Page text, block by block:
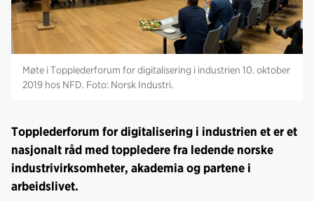
Møte i Topplederforum for digitalisering i industrien 10. oktober
2019 hos NFD. Foto: Norsk Industri.
Topplederforum for digitalisering i industrien et er et
nasjonalt råd med toppledere fra ledende norske
industrivirksomheter, akademia og partene i
arbeidslivet.